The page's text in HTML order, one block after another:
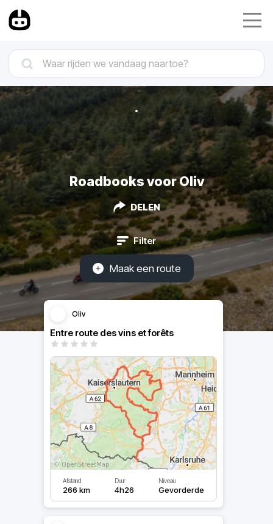
Roadbooks voor Oliv
DELEN
Filter
Maak een route
Oliv
Entre route des vins et forêts
Afstand
266 km
Duur
4h26
Niveau
Gevorderde